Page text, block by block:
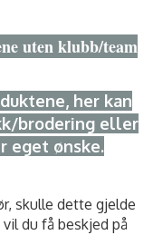
uten klubb/team
her kan
brodering eller
eget ønske.
skulle dette gjelde
du få beskjed på